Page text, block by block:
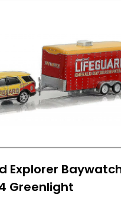
Explorer
Greenlight